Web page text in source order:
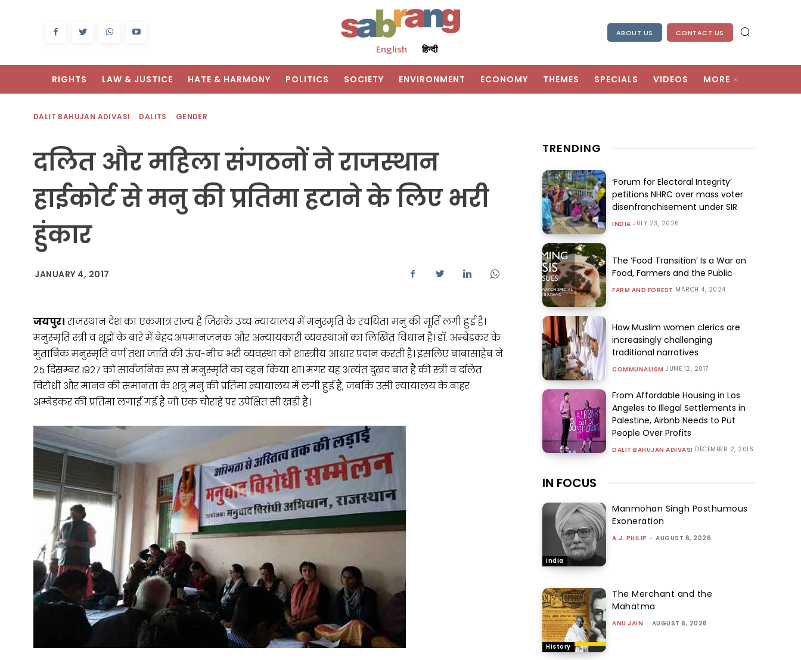
English हिन्दी
ABOUT US CONTACT US
RIGHTS LAW & JUSTICE HATE & HARMONY POLITICS SOCIETY ENVIRONMENT ECONOMY THEMES SPECIALS VIDEOS MORE
DALIT BAHUJAN ADIVASI DALITS GENDER
दलित और महिला संगठनों ने राजस्थान
हाईकोर्ट से मनु की प्रतिमा हटाने के लिए भरी
हुंकार
JANUARY 4, 2017
जयपुर।राजस्थान देश का एकमात्र राज्य है जिसके उच्च न्यायालय में मनुस्मृति के रचयिता मनु की मूर्ति लगी हुई है।
मनुस्मृति स्त्री व शूद्रों के बारे में बेहद अपमानजनक और अन्यायकारी व्यवस्थाओं का लिखित विधान है। डॉ. अम्बेडकर के
मुताबिक मनुस्मृति वर्ण तथा जाति की ऊंच-नीच भरी व्यवस्था को शास्त्रीय आधार प्रदान करती है। इसलिए बाबासाहेब ने
25 दिसम्बर 1927 को सार्वजनिक रूप से मनुस्मृति का दहन किया था। मगर यह अत्यंत दुखद बात है की स्त्री व दलित
विरोधी और मानव की समानता के शत्रु मनु की प्रतिमा न्यायालय में लगी हुई है, जबकि उसी न्यायालय के बाहर
अम्बेडकर की प्रतिमा लगाई गई है जो एक चौराहे पर उपेक्षित सी खड़ी है।
TRENDING
‘Forum for Electoral Integrity’
petitions NHRC over mass voter
disenfranchisement under SIR
INDIA JULY 23, 2026
The ‘Food Transition’ Is a War on
Food, Farmers and the Public
FARM AND FOREST MARCH 4, 2024
How Muslim women clerics are
increasingly challenging
traditional narratives
COMMUNALISM JUNE 12, 2017
From Affordable Housing in Los
Angeles to Illegal Settlements in
Palestine, Airbnb Needs to Put
People Over Profits
DALIT BAHUJAN ADIVASI DECEMBER 2, 2016
IN FOCUS
India
Manmohan Singh Posthumous
Exoneration
A.J. PHILIP - AUGUST 6, 2026
History
The Merchant and the
Mahatma
ANU JAIN - AUGUST 6, 2026